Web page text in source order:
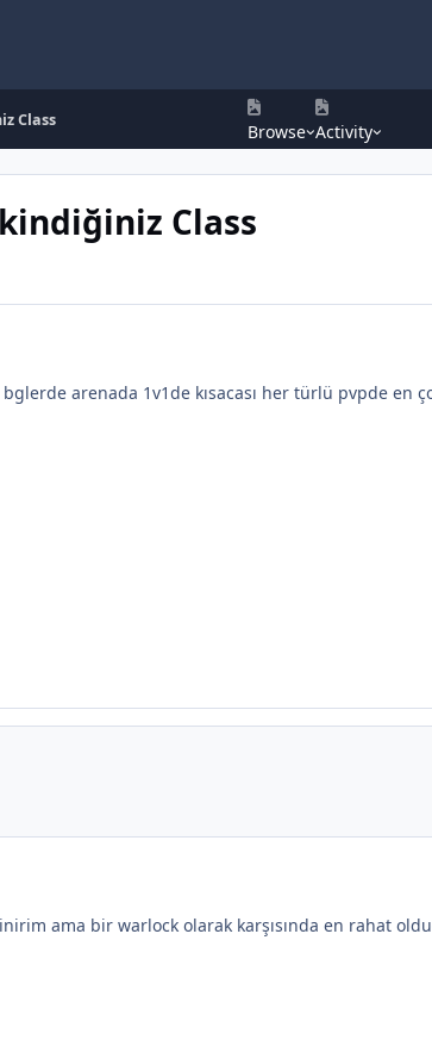
Class
Browse Activity
Class
arenada 1v1de kısacası her türlü pvpde en
ama bir warlock olarak karşısında en rahat